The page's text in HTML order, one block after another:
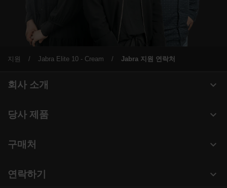
지원 Jabra Elite 10 - Cream Jabra 지원 연락처
expand_more
회사 소개
의 지속 가능성
새 소식 및 보도자료
expand_more
당사 제품
회의실 카메라
expand_more
구매처
expand_more
연락하기